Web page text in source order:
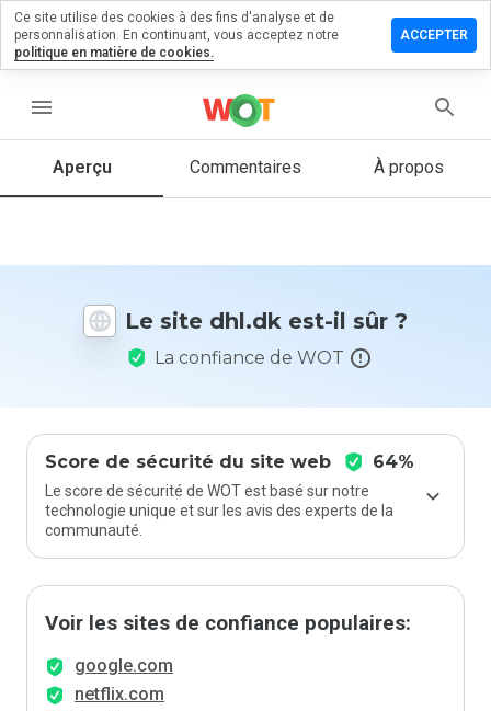
menu
Aperçu Commentaires À propos
Le site dhl.dk est-il sûr ?
La confiance de WOT
Score de sécurité du site web 64%
Le score de sécurité de WOT est basé sur notre
technologie unique et sur les avis des experts de la
communauté.
Voir les sites de confiance populaires:
google.com
netflix.com
un
Quelle
donneriez-
Ce site utilise des cookies à des fins d'analyse et de
personnalisation. En continuant, vous acceptez notre
politique en matière de cookies.
ACCEPTER